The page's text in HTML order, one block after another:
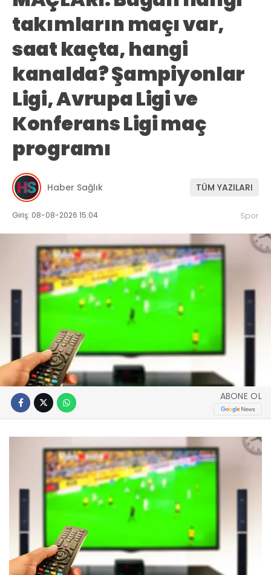
takımların maçı var,
saat kaçta, hangi
kanalda? Şampiyonlar
Ligi, Avrupa Ligi ve
Konferans Ligi maç
programı
Haber Sağlık TÜM YAZILARI
Giriş: 08-08-2026 15:04 Spor
ABONE OL